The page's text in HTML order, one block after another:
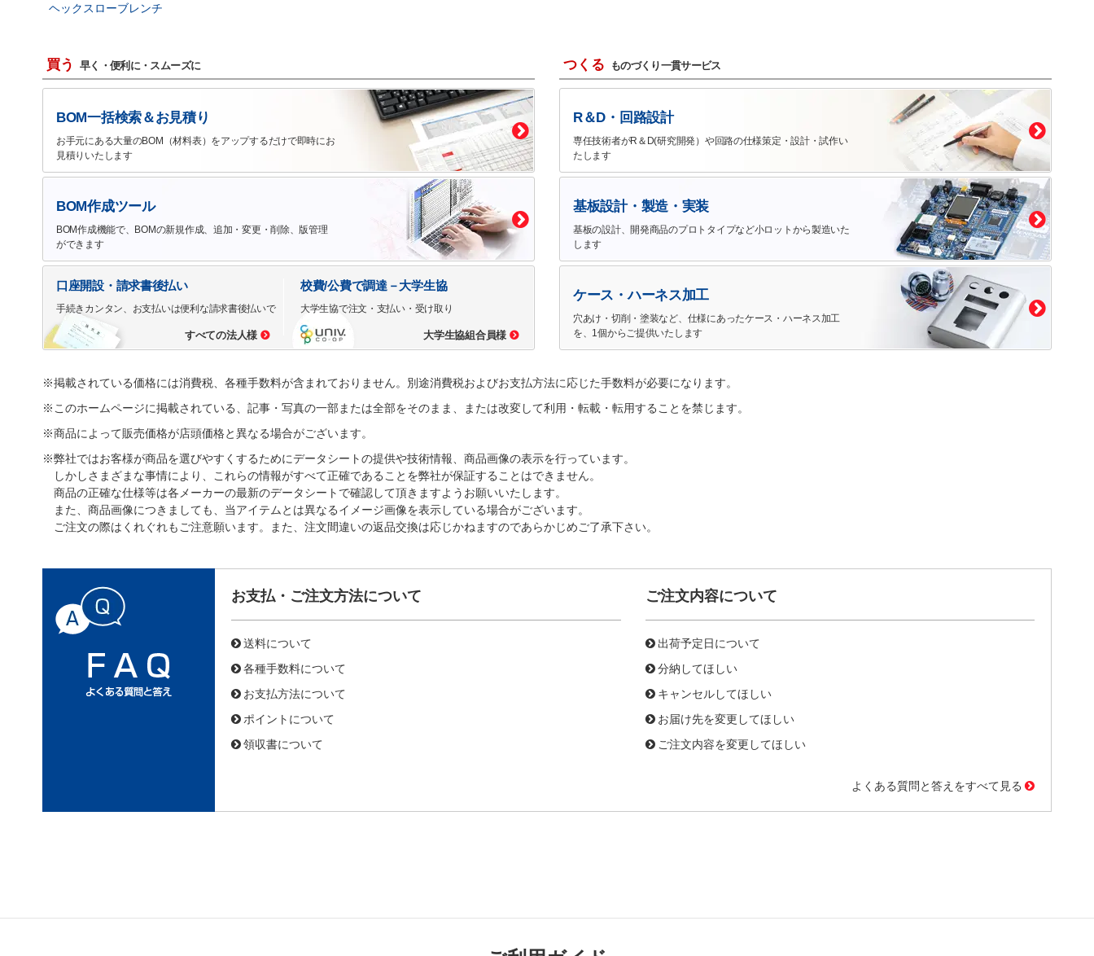
ヘックスローブレンチ
買う 早く・便利に・スムーズに
BOM一括検索＆お見積り
お手元にある大量のBOM（材料表）をアップするだけで即時にお
見積りいたします
BOM作成ツール
BOM作成機能で、BOMの新規作成、追加・変更・削除、版管理
ができます
口座開設・請求書後払い
手続きカンタン、お支払いは便利な請求書後払いで
すべての法人様
校費/公費で調達－大学生協
大学生協で注文・支払い・受け取り
大学生協組合員様
つくる ものづくり一貫サービス
R＆D・回路設計
専任技術者がR＆D(研究開発）や回路の仕様策定・設計・試作い
たします
基板設計・製造・実装
基板の設計、開発商品のプロトタイプなど小ロットから製造いた
します
ケース・ハーネス加工
穴あけ・切削・塗装など、仕様にあったケース・ハーネス加工
を、1個からご提供いたします
※掲載されている価格には消費税、各種手数料が含まれておりません。別途消費税およびお支払方法に応じた手数料が必要になります。
※このホームページに掲載されている、記事・写真の一部または全部をそのまま、または改変して利用・転載・転用することを禁じます。
※商品によって販売価格が店頭価格と異なる場合がございます。
※弊社ではお客様が商品を選びやすくするためにデータシートの提供や技術情報、商品画像の表示を行っています。
しかしさまざまな事情により、これらの情報がすべて正確であることを弊社が保証することはできません。
商品の正確な仕様等は各メーカーの最新のデータシートで確認して頂きますようお願いいたします。
また、商品画像につきましても、当アイテムとは異なるイメージ画像を表示している場合がございます。
ご注文の際はくれぐれもご注意願います。また、注文間違いの返品交換は応じかねますのであらかじめご了承下さい。
お支払・ご注文方法について
送料について
各種手数料について
お支払方法について
ポイントについて
領収書について
ご注文内容について
出荷予定日について
分納してほしい
キャンセルしてほしい
お届け先を変更してほしい
ご注文内容を変更してほしい
よくある質問と答えをすべて見る